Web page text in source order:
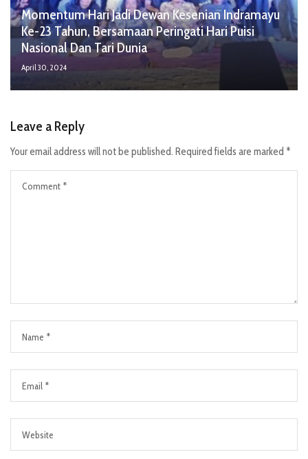
Momentum Hari Jadi Dewan Kesenian Indramayu
Ke-23 Tahun, Bersamaan Peringati Hari Puisi
Nasional Dan Tari Dunia
April 30, 2024
Leave a Reply
Your email address will not be published. Required fields are marked *